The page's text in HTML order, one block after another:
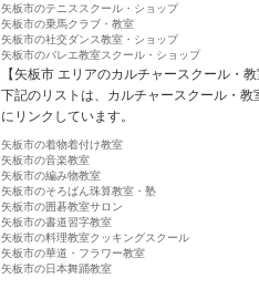
矢板市のテニススクール・ショップ
矢板市の乗馬クラブ・教室
矢板市の社交ダンス教室・ショップ
矢板市のバレエ教室スクール・ショップ
【矢板市 エリアのカルチャースクール・
下記のリストは、カルチャースクール・
にリンクしています。
矢板市の着物着付け教室
矢板市の音楽教室
矢板市の編み物教室
矢板市のそろばん珠算教室・塾
矢板市の囲碁教室サロン
矢板市の書道習字教室
矢板市の料理教室クッキングスクール
矢板市の華道・フラワー教室
矢板市の日本舞踊教室